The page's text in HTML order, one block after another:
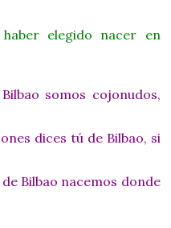
elegido nacer en
somos cojonudos,
dices tú de Bilbao, si
de Bilbao nacemos donde